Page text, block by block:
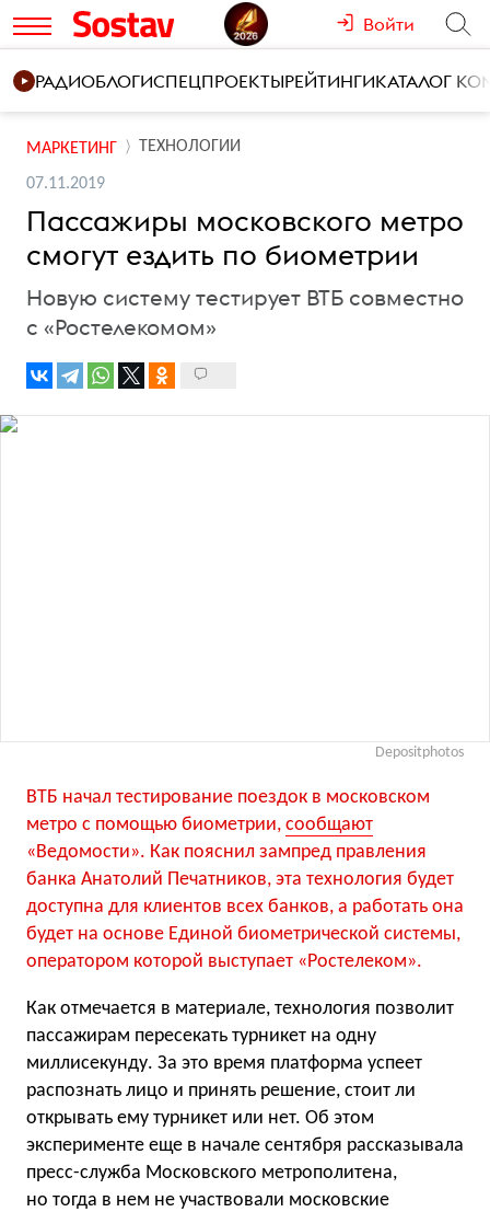
Войти
РАДИОБЛОГИСПЕЦПРОЕКТЫРЕЙТИНГИКАТАЛОГ
МАРКЕТИНГ ТЕХНОЛОГИИ
07.11.2019
Пассажиры московского метро
смогут ездить по биометрии
Новую систему тестирует ВТБ совместно
с «Ростелекомом»
Depositphotos
ВТБ начал тестирование поездок в московском
метро с помощью биометрии, сообщают
«Ведомости». Как пояснил зампред правления
банка Анатолий Печатников, эта технология будет
доступна для клиентов всех банков, а работать она
будет на основе Единой биометрической системы,
оператором которой выступает «Ростелеком».
Как отмечается в материале, технология позволит
пассажирам пересекать турникет на одну
миллисекунду. За это время платформа успеет
распознать лицо и принять решение, стоит ли
открывать ему турникет или нет. Об этом
эксперименте еще в начале сентября рассказывала
пресс-служба Московского метрополитена,
но тогда в нем не участвовали московские